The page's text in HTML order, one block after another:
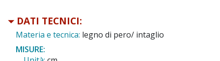
DATI TECNICI:
Materia e tecnica: legno di pero/ intaglio
MISURE: